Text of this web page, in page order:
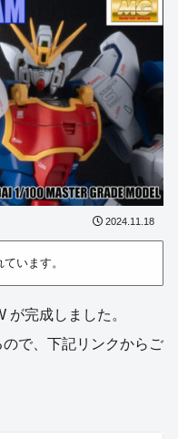
2024.11.18
います。
が完成しました。
で、下記リンクからご